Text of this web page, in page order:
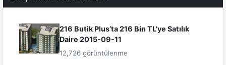
216 Butik Plus’ta 216 Bin TL'ye Satılık
Daire 2015-09-11
12,726 görüntülenme